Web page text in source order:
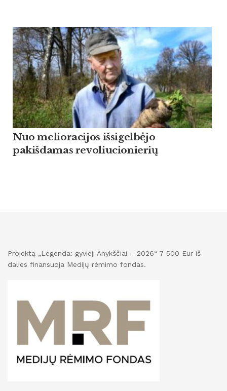
Nuo melioracijos išsigelbėjo
pakišdamas revoliucionierių
Projektą „Legenda: gyvieji Anykščiai – 2026“ 7 500 Eur iš
dalies finansuoja Medijų rėmimo fondas.